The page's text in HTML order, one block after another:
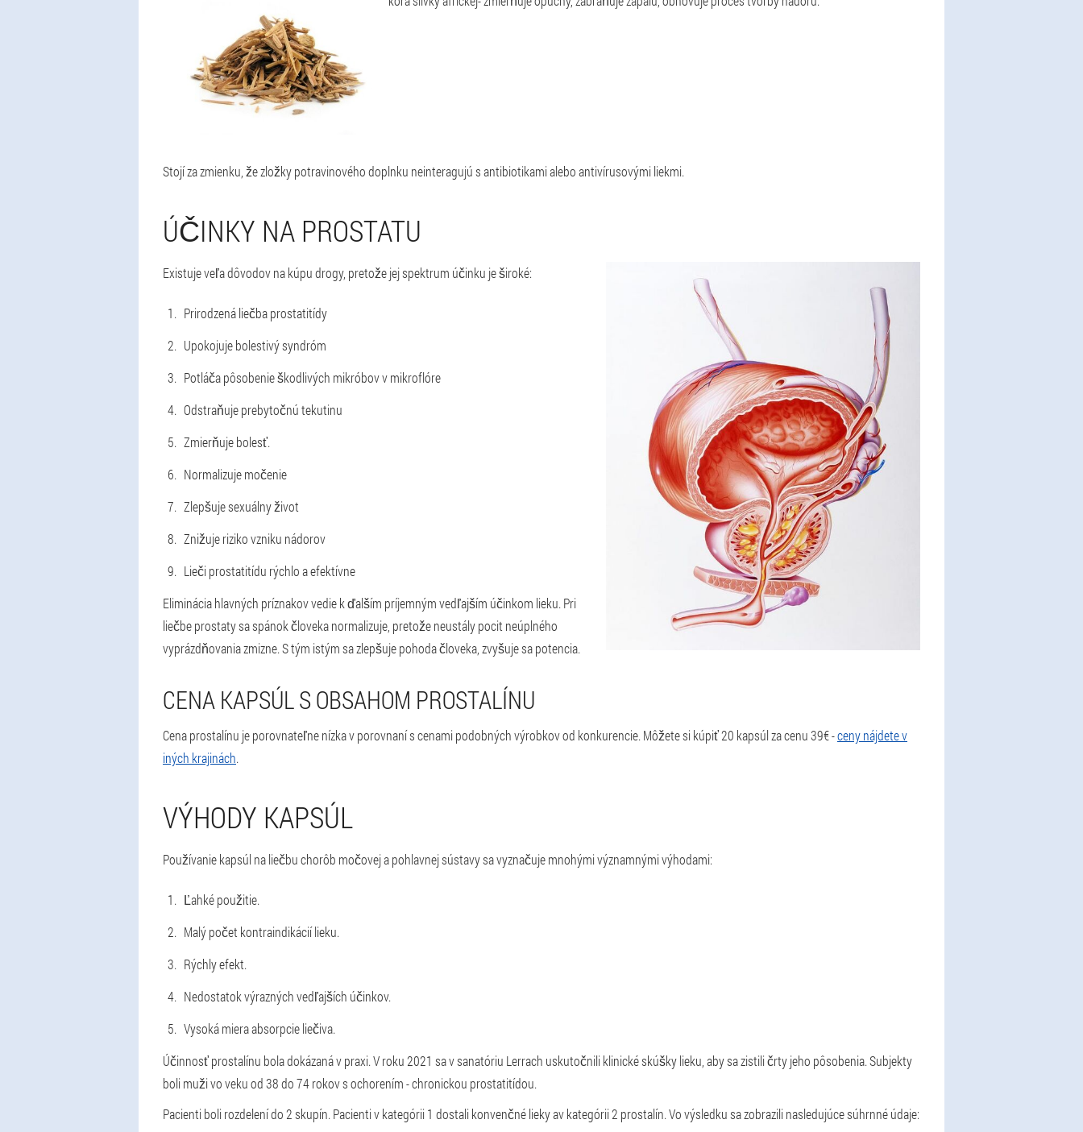
Stojí za zmienku, že zložky potravinového doplnku neinteragujú s antibiotikami alebo antivírusovými liekmi.
ÚČINKY NA PROSTATU
Existuje veľa dôvodov na kúpu drogy, pretože jej spektrum účinku je široké:
Prirodzená liečba prostatitídy
Upokojuje bolestivý syndróm
Potláča pôsobenie škodlivých mikróbov v mikroflóre
Odstraňuje prebytočnú tekutinu
Zmierňuje bolesť.
Normalizuje močenie
Zlepšuje sexuálny život
Znižuje riziko vzniku nádorov
Lieči prostatitídu rýchlo a efektívne
Eliminácia hlavných príznakov vedie k ďalším príjemným vedľajším účinkom lieku. Pri
liečbe prostaty sa spánok človeka normalizuje, pretože neustály pocit neúplného
vyprázdňovania zmizne. S tým istým sa zlepšuje pohoda človeka, zvyšuje sa potencia.
CENA KAPSÚL S OBSAHOM PROSTALÍNU
Cena prostalínu je porovnateľne nízka v porovnaní s cenami podobných výrobkov od konkurencie. Môžete si kúpiť 20 kapsúl za cenu 39€ -ceny nájdete v
iných krajinách.
VÝHODY KAPSÚL
Používanie kapsúl na liečbu chorôb močovej a pohlavnej sústavy sa vyznačuje mnohými významnými výhodami:
Ľahké použitie.
Malý počet kontraindikácií lieku.
Rýchly efekt.
Nedostatok výrazných vedľajších účinkov.
Vysoká miera absorpcie liečiva.
Účinnosť prostalínu bola dokázaná v praxi. V roku 2021 sa v sanatóriu Lerrach uskutočnili klinické skúšky lieku, aby sa zistili črty jeho pôsobenia. Subjekty
boli muži vo veku od 38 do 74 rokov s ochorením - chronickou prostatitídou.
Pacienti boli rozdelení do 2 skupín. Pacienti v kategórii 1 dostali konvenčné lieky av kategórii 2 prostalín. Vo výsledku sa zobrazili nasledujúce súhrnné údaje: